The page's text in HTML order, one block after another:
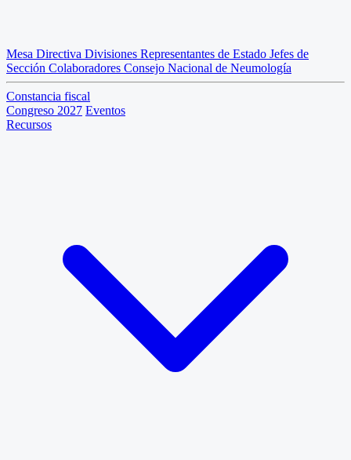
Mesa Directiva Divisiones Representantes de Estado Jefes de
Sección Colaboradores Consejo Nacional de Neumología
Constancia fiscal
Congreso 2027 Eventos
Recursos